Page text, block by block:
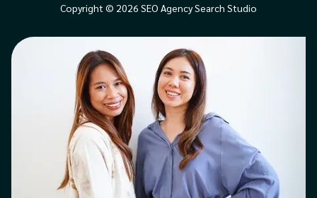
Copyright © 2026 SEO Agency Search Studio